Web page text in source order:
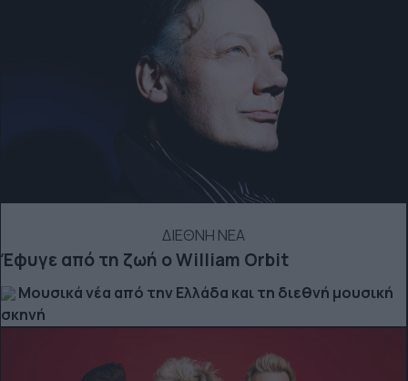
ΔΙΕΘΝΗ ΝΕΑ
Έφυγε από τη ζωή ο William Orbit
Μουσικά νέα από την Ελλάδα και τη διεθνή μουσική
σκηνή